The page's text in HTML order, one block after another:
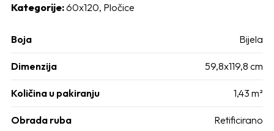
Kategorije:60x120, Pločice
Boja Bijela
Dimenzija 59,8x119,8 cm
Količina u pakiranju 1,43 m²
Obrada ruba Retificirano